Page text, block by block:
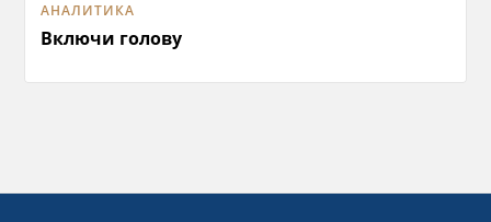
АНАЛИТИКА
Включи голову